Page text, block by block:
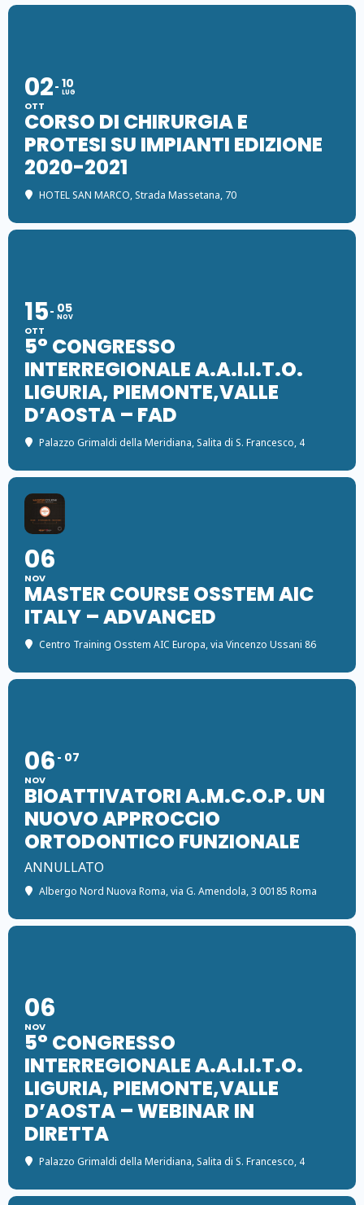
02
OTT
10
LUG
CORSO DI CHIRURGIA E
PROTESI SU IMPIANTI EDIZIONE
2020-2021
HOTEL SAN MARCO, Strada Massetana, 70
15
OTT
05
NOV
5° CONGRESSO
INTERREGIONALE A.A.I.I.T.O.
LIGURIA, PIEMONTE,VALLE
D’AOSTA – FAD
Palazzo Grimaldi della Meridiana, Salita di S. Francesco, 4
06
NOV
MASTER COURSE OSSTEM AIC
ITALY – ADVANCED
Centro Training Osstem AIC Europa, via Vincenzo Ussani 86
06
NOV
07
BIOATTIVATORI A.M.C.O.P. UN
NUOVO APPROCCIO
ORTODONTICO FUNZIONALE
ANNULLATO
Albergo Nord Nuova Roma, via G. Amendola, 3 00185 Roma
06
NOV
5° CONGRESSO
INTERREGIONALE A.A.I.I.T.O.
LIGURIA, PIEMONTE,VALLE
D’AOSTA – WEBINAR IN
DIRETTA
Palazzo Grimaldi della Meridiana, Salita di S. Francesco, 4